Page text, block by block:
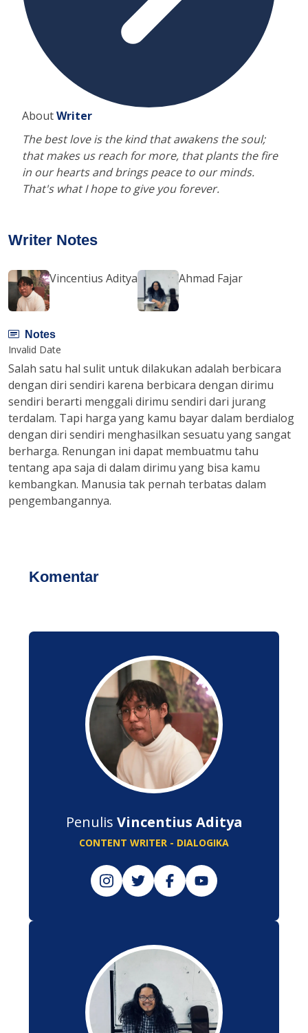
AboutWriter
The best love is the kind that awakens the soul;
that makes us reach for more, that plants the fire
in our hearts and brings peace to our minds.
That's what I hope to give you forever.
Writer Notes
Vincentius Aditya Ahmad Fajar
Notes
Invalid Date
Salah satu hal sulit untuk dilakukan adalah berbicara
dengan diri sendiri karena berbicara dengan dirimu
sendiri berarti menggali dirimu sendiri dari jurang
terdalam. Tapi harga yang kamu bayar dalam berdialog
dengan diri sendiri menghasilkan sesuatu yang sangat
berharga. Renungan ini dapat membuatmu tahu
tentang apa saja di dalam dirimu yang bisa kamu
kembangkan. Manusia tak pernah terbatas dalam
pengembangannya.
Komentar
Penulis Vincentius Aditya
CONTENT WRITER - DIALOGIKA